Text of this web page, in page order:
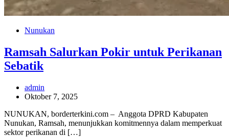
Nunukan
Ramsah Salurkan Pokir untuk Perikanan
Sebatik
admin
Oktober 7, 2025
NUNUKAN, borderterkini.com – Anggota DPRD Kabupaten
Nunukan, Ramsah, menunjukkan komitmennya dalam memperkuat
sektor perikanan di […]